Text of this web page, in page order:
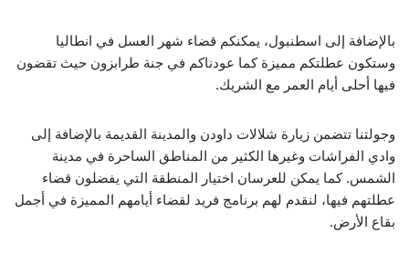
بالإضافة إلى اسطنبول، يمكنكم قضاء شهر العسل في انطاليا
وستكون عطلتكم مميزة كما عودناكم في جنة طرابزون حيث تقضون
فيها أحلى أيام العمر مع الشريك.
وجولتنا تتضمن زيارة شلالات داودن والمدينة القديمة بالإضافة إلى
وادي الفراشات وغيرها الكثير من المناطق الساحرة في مدينة
الشمس. كما يمكن للعرسان اختيار المنطقة التي يفضلون قضاء
عطلتهم فيها، لنقدم لهم برنامج فريد لقضاء أيامهم المميزة في أجمل
بقاع الأرض.